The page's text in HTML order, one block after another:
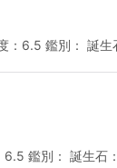
：6.5 鑑別： 誕生
鑑別： 誕生石